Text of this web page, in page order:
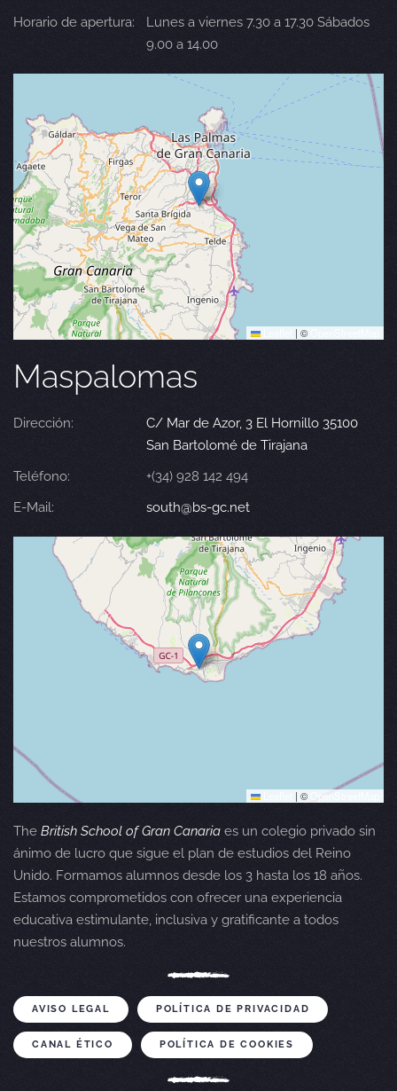
Horario de apertura:
Lunes a viernes 7.30 a 17.30 Sábados
9.00 a 14.00
| ©
Maspalomas
Dirección:
C/ Mar de Azor, 3 El Hornillo 35100
San Bartolomé de Tirajana
Teléfono:
+(34) 928 142 494
E-Mail:
south@bs-gc.net
| © OpenStreetMap
The British School of Gran Canaria es un colegio privado sin
ánimo de lucro que sigue el plan de estudios del Reino
Unido. Formamos alumnos desde los 3 hasta los 18 años.
Estamos comprometidos con ofrecer una experiencia
educativa estimulante, inclusiva y gratificante a todos
nuestros alumnos.
AVISO LEGAL POLÍTICA DE PRIVACIDAD
CANAL ÉTICO POLÍTICA DE COOKIES